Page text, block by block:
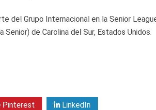
del Grupo Internacional en la Senior
de Carolina del Sur, Estados Unidos.
Pinterest LinkedIn